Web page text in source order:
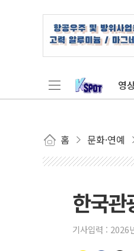
영
홈 문화·연예
한국관
기사입력 : 2026